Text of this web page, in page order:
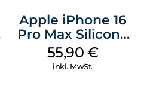
Apple iPhone 16
Pro Max Silicone
Case MagSafe
Stone Gray
55,90 €
inkl. MwSt.